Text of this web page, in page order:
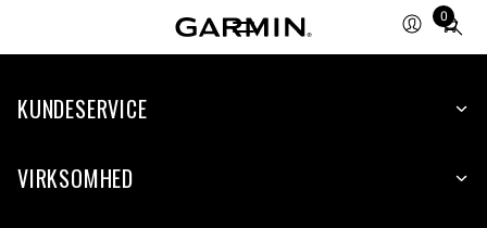
0
Total
items
cart:
KUNDESERVICE
VIRKSOMHED